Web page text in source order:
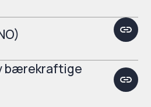
bærekraftige